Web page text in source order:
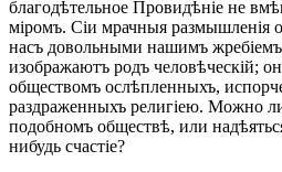
благодѣтельное Провидѣніе не
міромъ. Сіи мрачныя размышленія
насъ довольными нашимъ
изображаютъ родъ человѣческій;
обществомъ ослѣпленныхъ,
раздраженныхъ религіею. Можно
подобномъ обществѣ, или
нибудь счастіе?